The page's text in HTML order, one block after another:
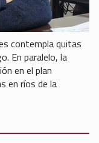
contempla quitas
En paralelo, la
en el plan
en ríos de la